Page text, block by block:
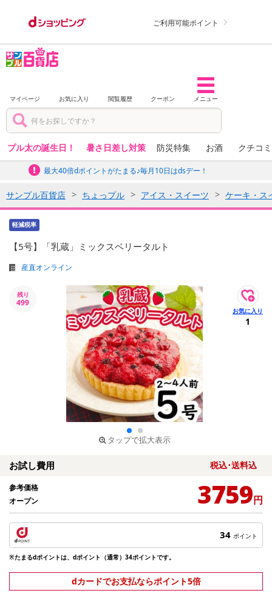
ご利用可能ポイント
マイページ お気に入り 閲覧履歴 クーポン メニュー
プル太の誕生日！ 暑さ日差し対策 防災特集 お酒 クチコ
最大40倍dポイントがたまる♪毎月10日はdsデー！
サンプル百貨店 ちょっプル アイス・スイーツ ケーキ・ス
軽減税率
【5号】「乳蔵」ミックスベリータルト
産直オンライン
残り
499
タップで拡大表示
1
お試し費用 税込･送料込
参考価格
オープン
3759円
34 ポイント
※たまるdポイントは、dポイント（通常）34ポイントです。
dカードでお支払ならポイント5倍